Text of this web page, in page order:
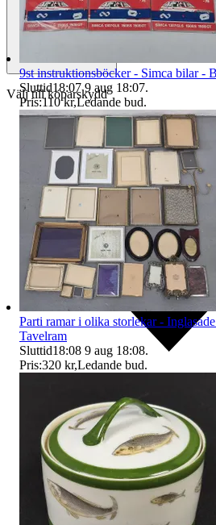
Välj till köparskydd
Ersättning om varan inte är som
9st instruktionsböcker - Simca bilar -
Sluttid18:07 9 aug 18:07.
Pris:110 kr,Ledande bud.
Parti ramar i olika storlekar -
Tavelram
Sluttid18:08 9 aug 18:08.
Pris:320 kr,Ledande bud.